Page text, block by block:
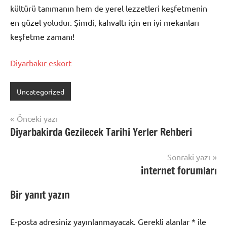
kültürü tanımanın hem de yerel lezzetleri keşfetmenin
en güzel yoludur. Şimdi, kahvaltı için en iyi mekanları
keşfetme zamanı!
Diyarbakır eskort
Uncategorized
Yazı
gezinmesi
Önceki yazı
Diyarbakirda Gezilecek Tarihi Yerler Rehberi
Sonraki yazı
internet forumları
Bir yanıt yazın
E-posta adresiniz yayınlanmayacak. Gerekli alanlar * ile